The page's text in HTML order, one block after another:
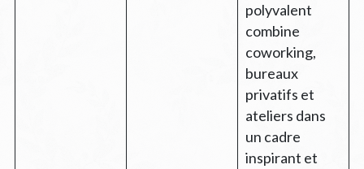
polyvalent
combine
coworking,
bureaux
privatifs et
ateliers dans
un cadre
inspirant et